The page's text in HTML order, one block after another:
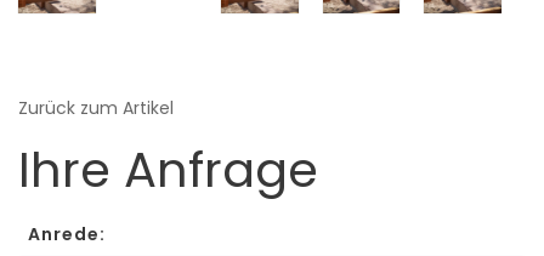
Zurück zum Artikel
Ihre Anfrage
Anrede: